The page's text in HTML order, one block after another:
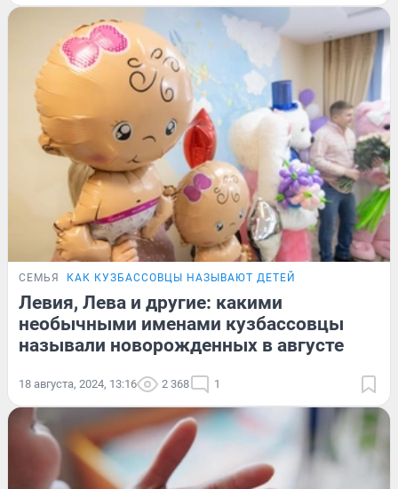
СЕМЬЯ КАК КУЗБАССОВЦЫ НАЗЫВАЮТ ДЕТЕЙ
Левия, Лева и другие: какими
необычными именами кузбассовцы
называли новорожденных в августе
18 августа, 2024, 13:16 2 368 1